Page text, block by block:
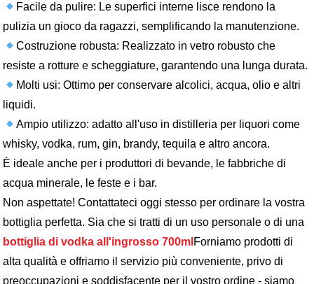
Facile da pulire: Le superfici interne lisce rendono la
pulizia un gioco da ragazzi, semplificando la manutenzione.
Costruzione robusta: Realizzato in vetro robusto che
resiste a rotture e scheggiature, garantendo una lunga durata.
Molti usi: Ottimo per conservare alcolici, acqua, olio e altri
liquidi.
Ampio utilizzo: adatto all'uso in distilleria per liquori come
whisky, vodka, rum, gin, brandy, tequila e altro ancora.
È ideale anche per i produttori di bevande, le fabbriche di
acqua minerale, le feste e i bar.
Non aspettate! Contattateci oggi stesso per ordinare la vostra
bottiglia perfetta. Sia che si tratti di un uso personale o di una
bottiglia di vodka all'ingrosso 700ml Forniamo prodotti di
alta qualità e offriamo il servizio più conveniente, privo di
preoccupazioni e soddisfacente per il vostro ordine - siamo